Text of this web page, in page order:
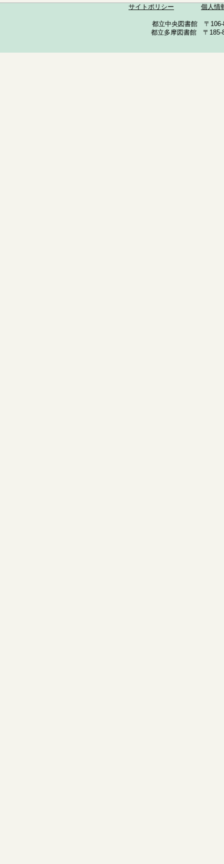
サイトポリシー 個人情
都立中央図書館 〒
都立多摩図書館 〒185-